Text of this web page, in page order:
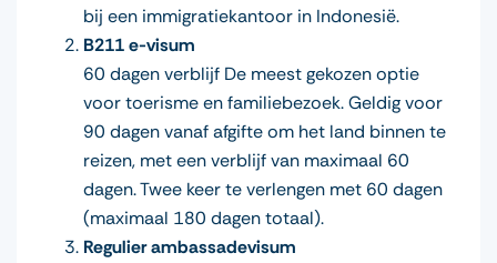
bij een immigratiekantoor in Indonesië.
B211 e-visum
60 dagen verblijf De meest gekozen optie
voor toerisme en familiebezoek. Geldig voor
90 dagen vanaf afgifte om het land binnen te
reizen, met een verblijf van maximaal 60
dagen. Twee keer te verlengen met 60 dagen
(maximaal 180 dagen totaal).
Regulier ambassadevisum